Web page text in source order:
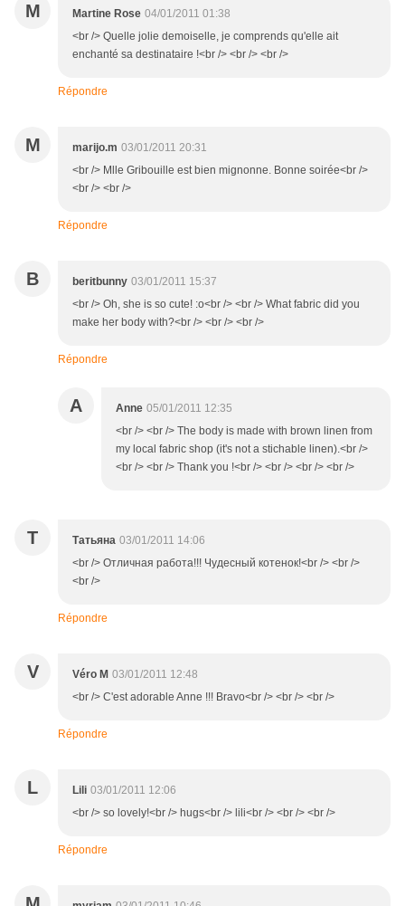
M Martine Rose 04/01/2011 01:38
<br /> Quelle jolie demoiselle, je comprends qu'elle ait
enchanté sa destinataire !<br /> <br /> <br />
Répondre
M marijo.m 03/01/2011 20:31
<br /> Mlle Gribouille est bien mignonne. Bonne soirée<br />
<br /> <br />
Répondre
B beritbunny 03/01/2011 15:37
<br /> Oh, she is so cute! :o<br /> <br /> What fabric did you
make her body with?<br /> <br /> <br />
Répondre
A Anne 05/01/2011 12:35
<br /> <br /> The body is made with brown linen from
my local fabric shop (it's not a stichable linen).<br />
<br /> <br /> Thank you !<br /> <br /> <br /> <br />
Т Татьяна 03/01/2011 14:06
<br /> Отличная работа!!! Чудесный котенок!<br /> <br />
<br />
Répondre
V Véro M 03/01/2011 12:48
<br /> C'est adorable Anne !!! Bravo<br /> <br /> <br />
Répondre
L Lili 03/01/2011 12:06
<br /> so lovely!<br /> hugs<br /> lili<br /> <br /> <br />
Répondre